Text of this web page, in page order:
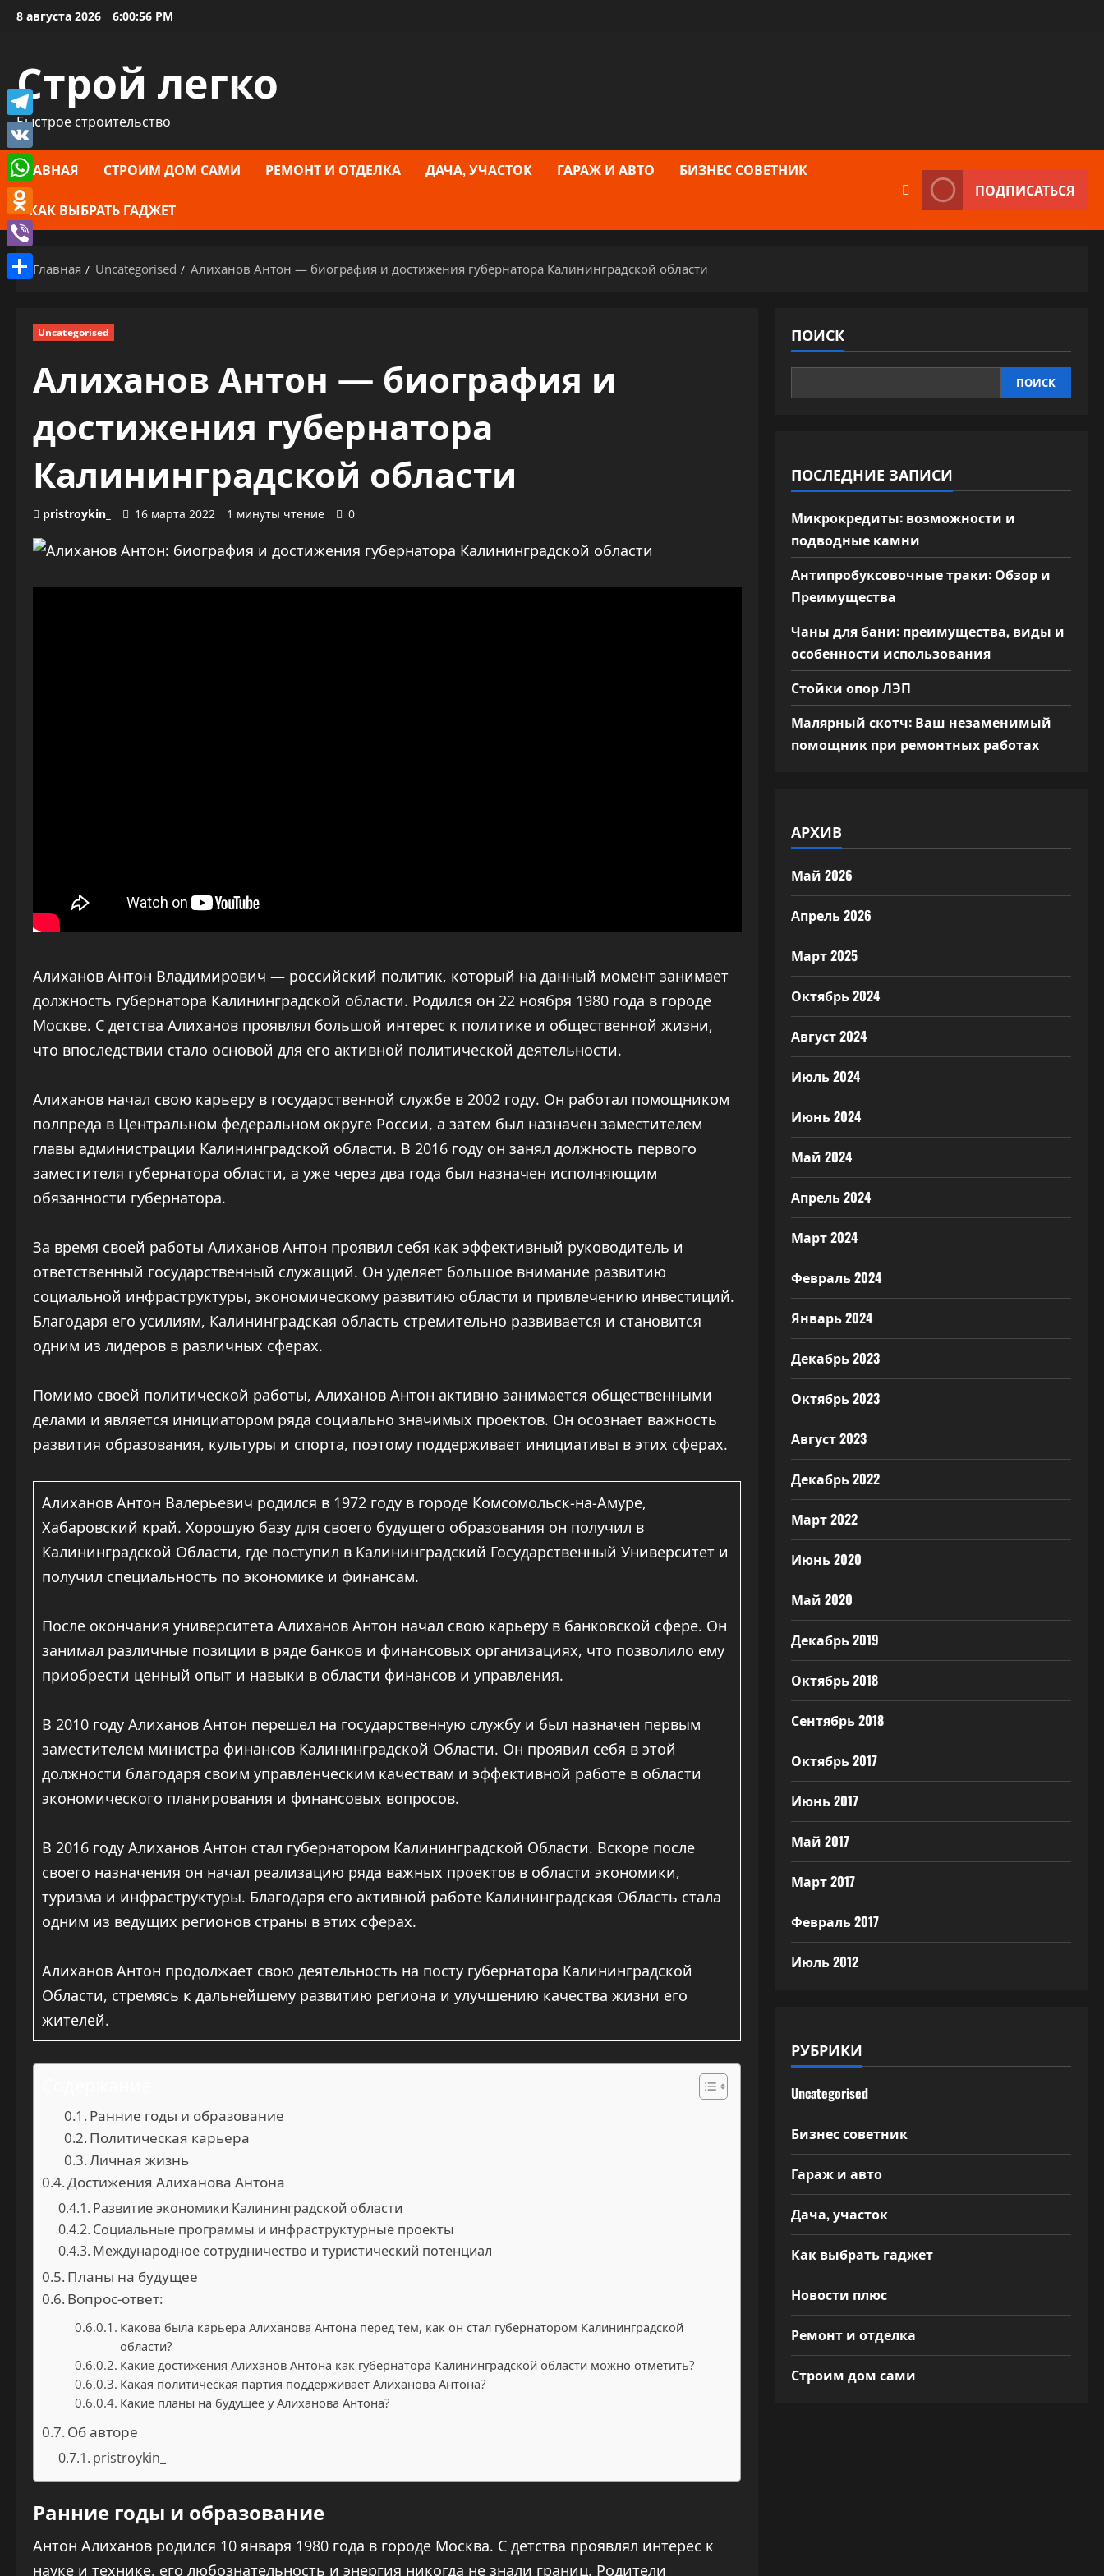
Перейти
8 августа 2026 6:00:57 PM
Строй легко
Быстрое строительство
ГЛАВНАЯ СТРОИМ ДОМ САМИ РЕМОНТ И ОТДЕЛКА ДАЧА, УЧАСТОК ГАРАЖ И АВТО БИЗНЕС СОВЕТНИК
КАК ВЫБРАТЬ ГАДЖЕТ
ПОДПИСАТЬСЯ
Главная Uncategorised Алиханов Антон — биография и достижения губернатора Калининградской области
Uncategorised
Алиханов Антон — биография и
достижения губернатора
Калининградской области
pristroykin_ 16 марта 2022 1 минуты чтение 0
Алиханов Антон Владимирович — российский политик, который на данный момент занимает
должность губернатора Калининградской области. Родился он 22 ноября 1980 года в городе
Москве. С детства Алиханов проявлял большой интерес к политике и общественной жизни,
что впоследствии стало основой для его активной политической деятельности.
Алиханов начал свою карьеру в государственной службе в 2002 году. Он работал помощником
полпреда в Центральном федеральном округе России, а затем был назначен заместителем
главы администрации Калининградской области. В 2016 году он занял должность первого
заместителя губернатора области, а уже через два года был назначен исполняющим
обязанности губернатора.
За время своей работы Алиханов Антон проявил себя как эффективный руководитель и
ответственный государственный служащий. Он уделяет большое внимание развитию
социальной инфраструктуры, экономическому развитию области и привлечению инвестиций.
Благодаря его усилиям, Калининградская область стремительно развивается и становится
одним из лидеров в различных сферах.
Помимо своей политической работы, Алиханов Антон активно занимается общественными
делами и является инициатором ряда социально значимых проектов. Он осознает важность
развития образования, культуры и спорта, поэтому поддерживает инициативы в этих сферах.
Алиханов Антон Валерьевич родился в 1972 году в городе Комсомольск-на-Амуре,
Хабаровский край. Хорошую базу для своего будущего образования он получил в
Калининградской Области, где поступил в Калининградский Государственный Университет и
получил специальность по экономике и финансам.
После окончания университета Алиханов Антон начал свою карьеру в банковской сфере. Он
занимал различные позиции в ряде банков и финансовых организациях, что позволило ему
приобрести ценный опыт и навыки в области финансов и управления.
В 2010 году Алиханов Антон перешел на государственную службу и был назначен первым
заместителем министра финансов Калининградской Области. Он проявил себя в этой
должности благодаря своим управленческим качествам и эффективной работе в области
экономического планирования и финансовых вопросов.
В 2016 году Алиханов Антон стал губернатором Калининградской Области. Вскоре после
своего назначения он начал реализацию ряда важных проектов в области экономики,
туризма и инфраструктуры. Благодаря его активной работе Калининградская Область стала
одним из ведущих регионов страны в этих сферах.
Алиханов Антон продолжает свою деятельность на посту губернатора Калининградской
Области, стремясь к дальнейшему развитию региона и улучшению качества жизни его
жителей.
Ранние годы и образование
Политическая карьера
Личная жизнь
Достижения Алиханова Антона
Развитие экономики Калининградской области
Социальные программы и инфраструктурные проекты
Международное сотрудничество и туристический потенциал
Планы на будущее
Вопрос-ответ:
Какова была карьера Алиханова Антона перед тем, как он стал губернатором Калининградской
области?
Какие достижения Алиханов Антона как губернатора Калининградской области можно отметить?
Какая политическая партия поддерживает Алиханова Антона?
Какие планы на будущее у Алиханова Антона?
Об авторе
pristroykin_
Ранние годы и образование
Антон Алиханов родился 10 января 1980 года в городе Москва. С детства проявлял интерес к
науке и технике, его любознательность и энергия никогда не знали границ. Родители
ПОИСК
ПОИСК
ПОСЛЕДНИЕ ЗАПИСИ
Микрокредиты: возможности и
подводные камни
Антипробуксовочные траки: Обзор и
Преимущества
Чаны для бани: преимущества, виды и
особенности использования
Стойки опор ЛЭП
Малярный скотч: Ваш незаменимый
помощник при ремонтных работах
АРХИВ
Май 2026
Апрель 2026
Март 2025
Октябрь 2024
Август 2024
Июль 2024
Июнь 2024
Май 2024
Апрель 2024
Март 2024
Февраль 2024
Январь 2024
Декабрь 2023
Октябрь 2023
Август 2023
Декабрь 2022
Март 2022
Июнь 2020
Май 2020
Декабрь 2019
Октябрь 2018
Сентябрь 2018
Октябрь 2017
Июнь 2017
Май 2017
Март 2017
Февраль 2017
Июль 2012
РУБРИКИ
Uncategorised
Бизнес советник
Гараж и авто
Дача, участок
Как выбрать гаджет
Новости плюс
Ремонт и отделка
Строим дом сами
Telegram
VK
WhatsApp
Odnoklassniki
Viber